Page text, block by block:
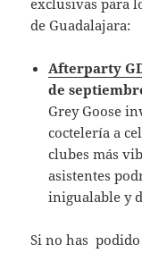
de Guadalajara:
Afterparty
de
Grey Goose
coctelería a
clubes más
asistentes
inigualable y
Si no has